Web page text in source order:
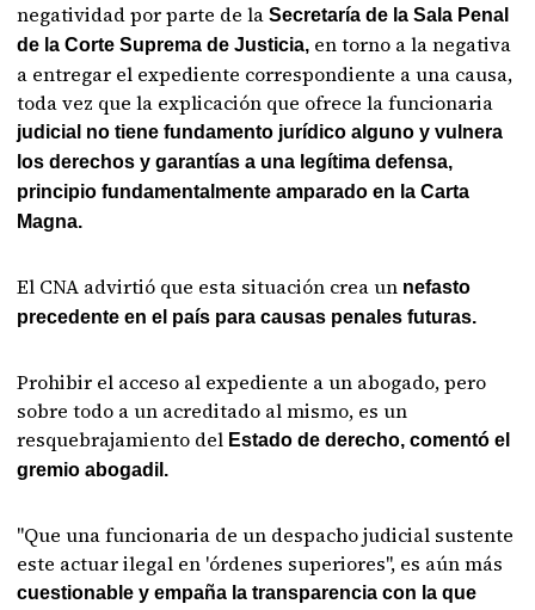
negatividad por parte de laSecretaría de la Sala Penal
de la Corte Suprema de Justicia, en torno a la negativa
a entregar el expediente correspondiente a una causa,
toda vez que la explicación que ofrece la funcionaria
judicial no tiene fundamento jurídico alguno y vulnera
los derechos y garantías a una legítima defensa,
principio fundamentalmente amparado en la Carta
Magna.
El CNA advirtió que esta situación crea un nefasto
precedente en el país para causas penales futuras.
Prohibir el acceso al expediente a un abogado, pero
sobre todo a un acreditado al mismo, es un
resquebrajamiento del Estado de derecho, comentó el
gremio abogadil.
"Que una funcionaria de un despacho judicial sustente
este actuar ilegal en 'órdenes superiores", es aún más
cuestionable y empaña la transparencia con la que